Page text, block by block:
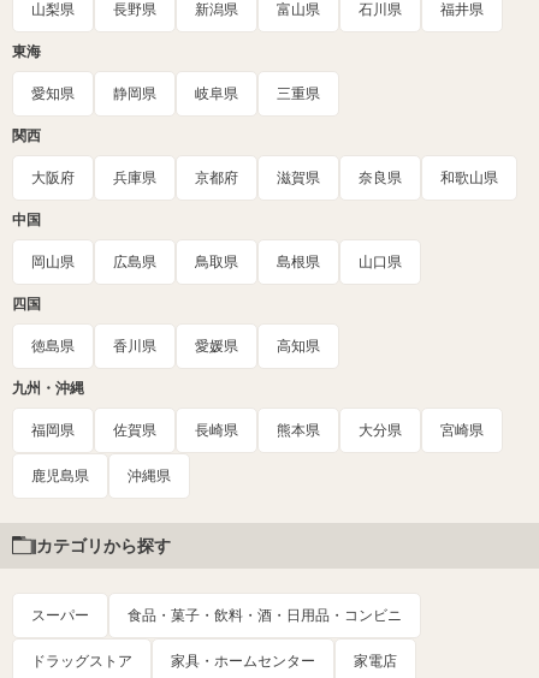
山梨県 長野県 新潟県 富山県 石川県 福井県
東海
愛知県 静岡県 岐阜県 三重県
関西
大阪府 兵庫県 京都府 滋賀県 奈良県 和歌山県
中国
岡山県 広島県 鳥取県 島根県 山口県
四国
徳島県 香川県 愛媛県 高知県
九州・沖縄
福岡県 佐賀県 長崎県 熊本県 大分県 宮崎県
鹿児島県 沖縄県
カテゴリから探す
スーパー 食品・菓子・飲料・酒・日用品・コンビニ
ドラッグストア 家具・ホームセンター 家電店